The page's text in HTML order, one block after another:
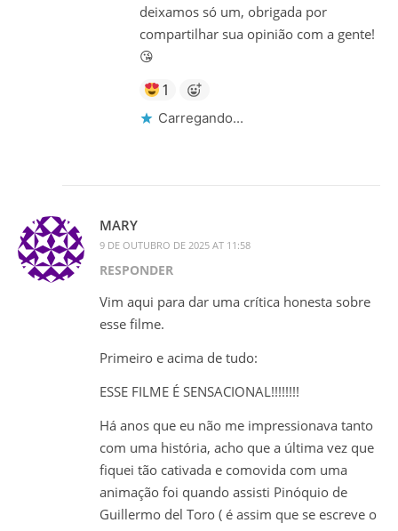
deixamos só um, obrigada por
compartilhar sua opinião com a gente!
😘
1
Carregando...
MARY
9 DE OUTUBRO DE 2025 AT 11:58
RESPONDER
Vim aqui para dar uma crítica honesta sobre
esse filme.
Primeiro e acima de tudo:
ESSE FILME É SENSACIONAL!!!!!!!!
Há anos que eu não me impressionava tanto
com uma história, acho que a última vez que
fiquei tão cativada e comovida com uma
animação foi quando assisti Pinóquio de
Guillermo del Toro ( é assim que se escreve o